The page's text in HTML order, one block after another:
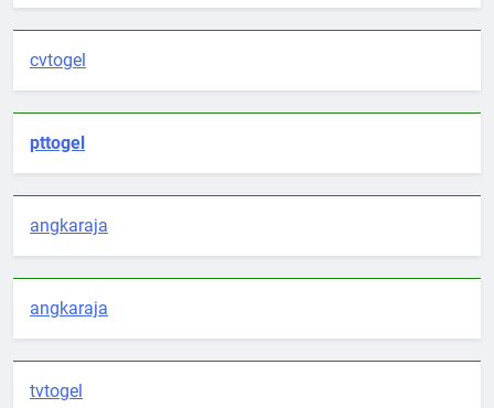
cvtogel
pttogel
angkaraja
angkaraja
tvtogel